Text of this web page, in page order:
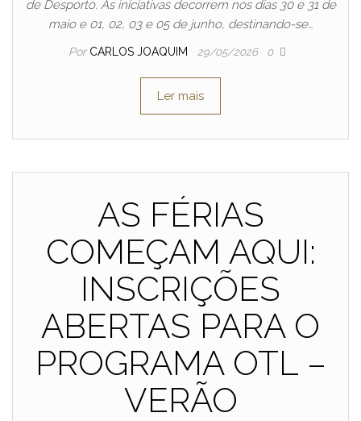
de Desporto. As iniciativas decorrem nos dias 30 e 31 de
maio e 01, 02, 03 e 05 de junho, destinando-se…
Por CARLOS JOAQUIM 29/05/2026 0
Ler mais
AS FÉRIAS
COMEÇAM AQUI:
INSCRIÇÕES
ABERTAS PARA O
PROGRAMA OTL –
VERÃO